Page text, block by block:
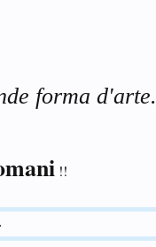
forma d'arte.
!!